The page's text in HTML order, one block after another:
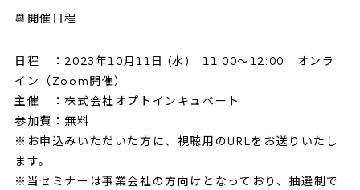
📆開催日程
日程 ：2023年10月11日 (水) 11:00～12:00 オンラ
イン（Zoom開催）
主催 ：株式会社オプトインキュベート
参加費：無料
※お申込みいただいた方に、視聴用のURLをお送りいたし
ます。
※当セミナーは事業会社の方向けとなっており、抽選制で